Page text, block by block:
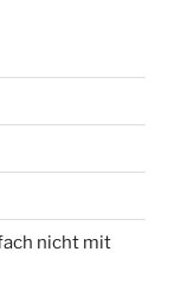
nicht mit